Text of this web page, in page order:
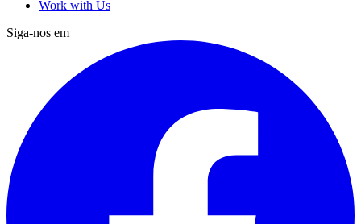
Work with Us
Siga-nos em